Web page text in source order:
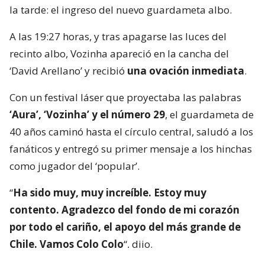
la tarde: el ingreso del nuevo guardameta albo.
A las 19:27 horas, y tras apagarse las luces del
recinto albo, Vozinha apareció en la cancha del
‘David Arellano’ y recibió una ovación inmediata.
Con un festival láser que proyectaba las palabras
‘Aura’, ‘Vozinha’ y el número 29, el guardameta de
40 años caminó hasta el círculo central, saludó a los
fanáticos y entregó su primer mensaje a los hinchas
como jugador del ‘popular’.
“Ha sido muy, muy increíble. Estoy muy
contento. Agradezco del fondo de mi corazón
por todo el cariño, el apoyo del más grande de
Chile. Vamos Colo Colo“, dijo.